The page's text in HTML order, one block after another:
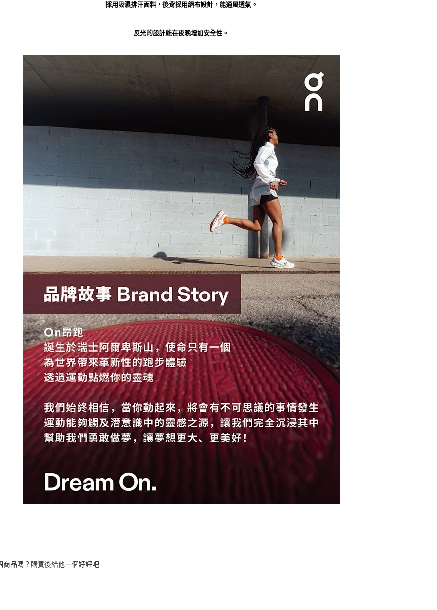
採用吸濕排汗面料，後背採用網布設計，能通風透氣。
反光的設計能在夜晚增加安全性。
商品嗎？購買後給他一個好評吧